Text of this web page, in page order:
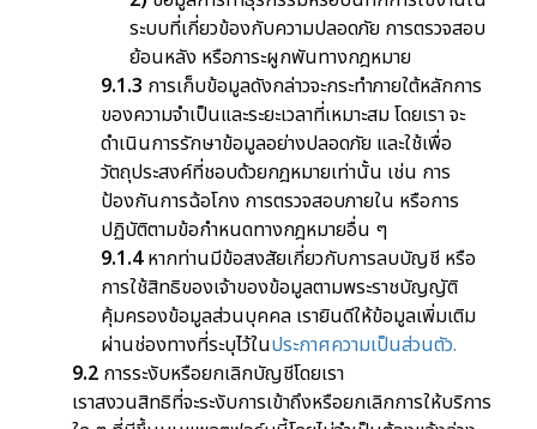
ระบบที่เกี่ยวข้องกับความปลอดภัย การตรวจสอบ
ย้อนหลัง หรือภาระผูกพันทางกฎหมาย
9.1.3 การเก็บข้อมูลดังกล่าวจะกระทำภายใต้หลักการ
ของความจำเป็นและระยะเวลาที่เหมาะสม โดยเรา จะ
ดำเนินการรักษาข้อมูลอย่างปลอดภัย และใช้เพื่อ
วัตถุประสงค์ที่ชอบด้วยกฎหมายเท่านั้น เช่น การ
ป้องกันการฉ้อโกง การตรวจสอบภายใน หรือการ
ปฏิบัติตามข้อกำหนดทางกฎหมายอื่น ๆ
9.1.4 หากท่านมีข้อสงสัยเกี่ยวกับการลบบัญชี หรือ
การใช้สิทธิของเจ้าของข้อมูลตามพระราชบัญญัติ
คุ้มครองข้อมูลส่วนบุคคล เรายินดีให้ข้อมูลเพิ่มเติม
ผ่านช่องทางที่ระบุไว้ในประกาศความเป็นส่วนตัว.
9.2 การระงับหรือยกเลิกบัญชีโดยเรา
เราสงวนสิทธิที่จะระงับการเข้าถึงหรือยกเลิกการให้บริการ